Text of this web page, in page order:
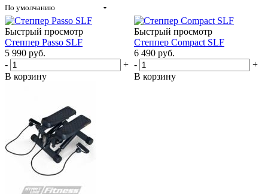
По умолчанию
Быстрый просмотр
Степпер Passo SLF
5 990 руб.
-
+
В корзину
Быстрый просмотр
Степпер Compact SLF
6 490 руб.
-
+
В корзину